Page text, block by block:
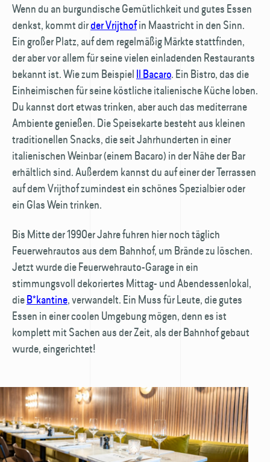
Wenn du an burgundische Gemütlichkeit und gutes Essen
denkst, kommt dirder Vrijthofin Maastricht in den Sinn.
Ein großer Platz, auf dem regelmäßig Märkte stattfinden,
der aber vor allem für seine vielen einladenden Restaurants
bekannt ist. Wie zum Beispiel Il Bacaro. Ein Bistro, das die
Einheimischen für seine köstliche italienische Küche loben.
Du kannst dort etwas trinken, aber auch das mediterrane
Ambiente genießen. Die Speisekarte besteht aus kleinen
traditionellen Snacks, die seit Jahrhunderten in einer
italienischen Weinbar (einem Bacaro) in der Nähe der Bar
erhältlich sind. Außerdem kannst du auf einer der Terrassen
auf dem Vrijthof zumindest ein schönes Spezialbier oder
ein Glas Wein trinken.
Bis Mitte der 1990er Jahre fuhren hier noch täglich
Feuerwehrautos aus dem Bahnhof, um Brände zu löschen.
Jetzt wurde die Feuerwehrauto-Garage in ein
stimmungsvoll dekoriertes Mittag- und Abendessenlokal,
dieB*kantine, verwandelt. Ein Muss für Leute, die gutes
Essen in einer coolen Umgebung mögen, denn es ist
komplett mit Sachen aus der Zeit, als der Bahnhof gebaut
wurde, eingerichtet!